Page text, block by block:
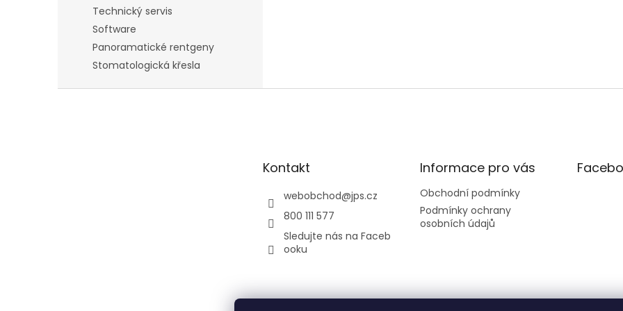
Technický servis
Software
Panoramatické rentgeny
Stomatologická křesla
Kontakt
webobchod@jps.cz
800 111 577
Sledujte nás na Faceb
ooku
Informace pro vás
Obchodní podmínky
Podmínky ochrany
osobních údajů